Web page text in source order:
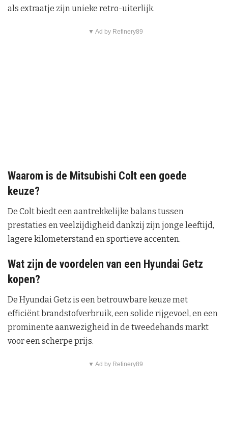
als extraatje zijn unieke retro-uiterlijk.
▼ Ad by Refinery89
Waarom is de Mitsubishi Colt een goede
keuze?
De Colt biedt een aantrekkelijke balans tussen
prestaties en veelzijdigheid dankzij zijn jonge leeftijd,
lagere kilometerstand en sportieve accenten.
Wat zijn de voordelen van een Hyundai Getz
kopen?
De Hyundai Getz is een betrouwbare keuze met
efficiënt brandstofverbruik, een solide rijgevoel, en een
prominente aanwezigheid in de tweedehands markt
voor een scherpe prijs.
▼ Ad by Refinery89